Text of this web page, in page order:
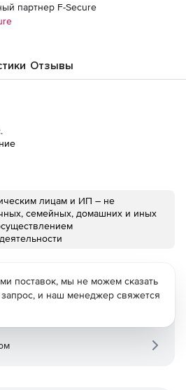
партнер F-Secure
Отзывы
лицам и ИП – не
семейных, домашних и иных
поставок, мы не можем сказать
и наш менеджер свяжется